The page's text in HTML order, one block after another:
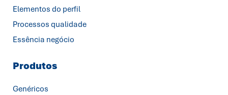
Elementos do perfil
Processos qualidade
Essência negócio
Produtos
Genéricos